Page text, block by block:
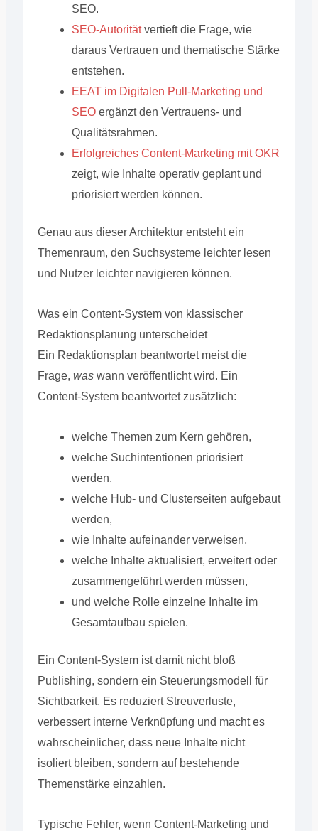
SEO.
SEO-Autoritätvertieft die Frage, wie
daraus Vertrauen und thematische Stärke
entstehen.
EEAT im Digitalen Pull-Marketing und
SEOergänzt den Vertrauens- und
Qualitätsrahmen.
Erfolgreiches Content-Marketing mit OKR
zeigt, wie Inhalte operativ geplant und
priorisiert werden können.
Genau aus dieser Architektur entsteht ein
Themenraum, den Suchsysteme leichter lesen
und Nutzer leichter navigieren können.
Was ein Content-System von klassischer
Redaktionsplanung unterscheidet
Ein Redaktionsplan beantwortet meist die
Frage, waswann veröffentlicht wird. Ein
Content-System beantwortet zusätzlich:
welche Themen zum Kern gehören,
welche Suchintentionen priorisiert
werden,
welche Hub- und Clusterseiten aufgebaut
werden,
wie Inhalte aufeinander verweisen,
welche Inhalte aktualisiert, erweitert oder
zusammengeführt werden müssen,
und welche Rolle einzelne Inhalte im
Gesamtaufbau spielen.
Ein Content-System ist damit nicht bloß
Publishing, sondern ein Steuerungsmodell für
Sichtbarkeit. Es reduziert Streuverluste,
verbessert interne Verknüpfung und macht es
wahrscheinlicher, dass neue Inhalte nicht
isoliert bleiben, sondern auf bestehende
Themenstärke einzahlen.
Typische Fehler, wenn Content-Marketing und